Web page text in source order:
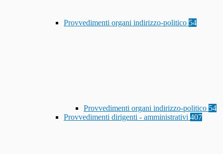
Provvedimenti organi indirizzo-politico 54
Provvedimenti organi indirizzo-politico 54
Provvedimenti dirigenti - amministrativi 407